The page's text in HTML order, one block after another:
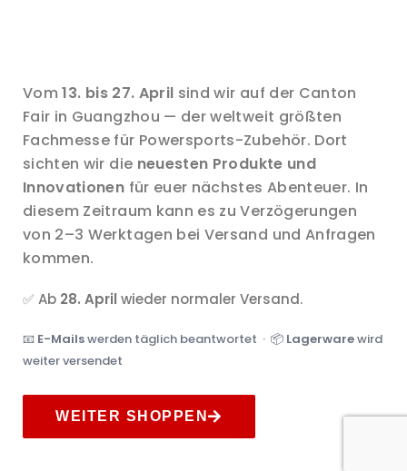
Vom13. bis 27. April sind wir auf der Canton
Fair in Guangzhou — der weltweit größten
Fachmesse für Powersports-Zubehör. Dort
sichten wir die neuesten Produkte und
Innovationen für euer nächstes Abenteuer. In
diesem Zeitraum kann es zu Verzögerungen
von 2–3 Werktagen bei Versand und Anfragen
kommen.
✅ Ab 28. April wieder normaler Versand.
📧 E-Mailswerden täglich beantwortet · 📦 Lagerwarewird
weiter versendet
WEITER SHOPPEN